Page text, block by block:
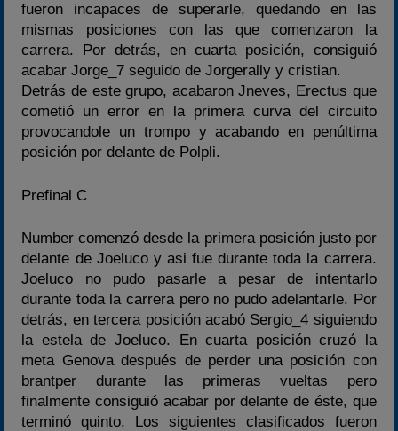
fueron incapaces de superarle, quedando en las
mismas posiciones con las que comenzaron la
carrera. Por detrás, en cuarta posición, consiguió
acabar Jorge_7 seguido de Jorgerally y cristian.
Detrás de este grupo, acabaron Jneves, Erectus que
cometió un error en la primera curva del circuito
provocandole un trompo y acabando en penúltima
posición por delante de Polpli.
Prefinal C
Number comenzó desde la primera posición justo por
delante de Joeluco y asi fue durante toda la carrera.
Joeluco no pudo pasarle a pesar de intentarlo
durante toda la carrera pero no pudo adelantarle. Por
detrás, en tercera posición acabó Sergio_4 siguiendo
la estela de Joeluco. En cuarta posición cruzó la
meta Genova después de perder una posición con
brantper durante las primeras vueltas pero
finalmente consiguió acabar por delante de éste, que
terminó quinto. Los siguientes clasificados fueron